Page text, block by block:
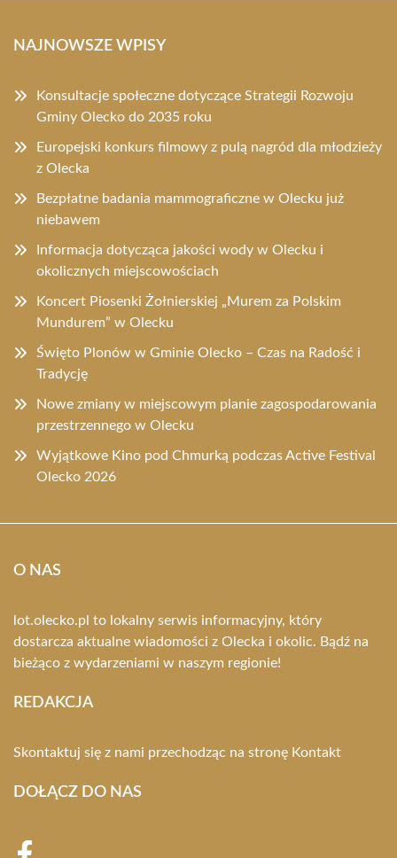
NAJNOWSZE WPISY
Konsultacje społeczne dotyczące Strategii Rozwoju
Gminy Olecko do 2035 roku
Europejski konkurs filmowy z pulą nagród dla młodzieży
z Olecka
Bezpłatne badania mammograficzne w Olecku już
niebawem
Informacja dotycząca jakości wody w Olecku i
okolicznych miejscowościach
Koncert Piosenki Żołnierskiej „Murem za Polskim
Mundurem” w Olecku
Święto Plonów w Gminie Olecko – Czas na Radość i
Tradycję
Nowe zmiany w miejscowym planie zagospodarowania
przestrzennego w Olecku
Wyjątkowe Kino pod Chmurką podczas Active Festival
Olecko 2026
O NAS
lot.olecko.pl to lokalny serwis informacyjny, który
dostarcza aktualne wiadomości z Olecka i okolic. Bądź na
bieżąco z wydarzeniami w naszym regionie!
REDAKCJA
Skontaktuj się z nami przechodząc na stronę Kontakt
DOŁĄCZ DO NAS